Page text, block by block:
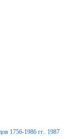
1756-1986 гг.. 1987